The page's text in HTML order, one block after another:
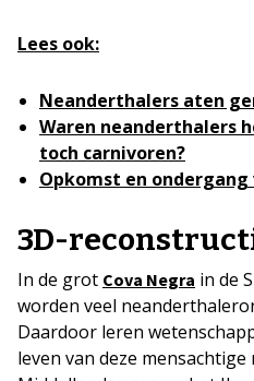
Lees ook:
Neanderthalers aten
Waren neanderthalers
toch carnivoren?
Opkomst en
3D-
In de grot Cova Negra in de
worden veel
Daardoor leren
leven van deze